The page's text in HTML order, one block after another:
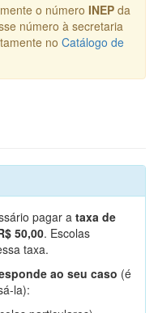
o número INEP da
número à secretaria
no Catálogo de
pagar a taxa de
50,00. Escolas
taxa.
ao seu caso (é
la):